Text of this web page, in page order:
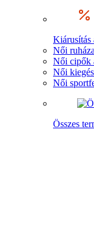
Kiárusítás
Női
Női cipők
Női
Női
Összes